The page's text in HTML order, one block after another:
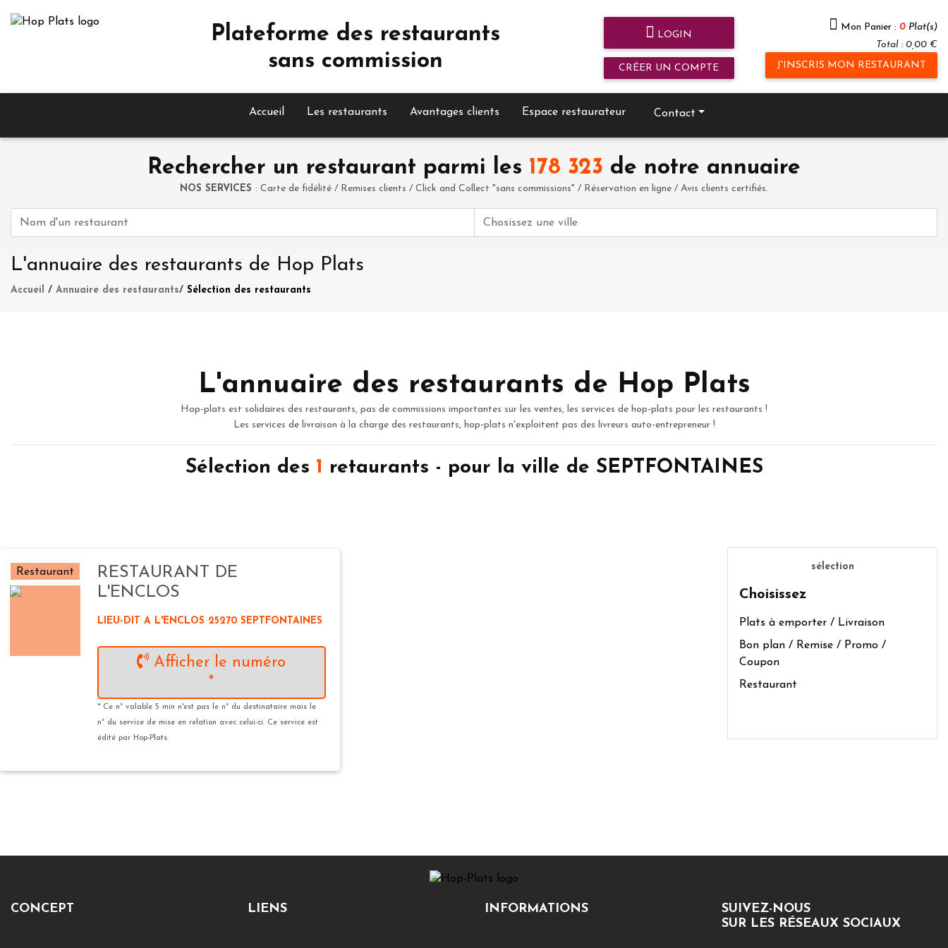
Plateforme des restaurants
sans commission
LOGIN
CRÉER UN COMPTE
Mon Panier : 0 Plat(s)
Total : 0,00 €
J'INSCRIS MON RESTAURANT
Accueil Les restaurants Avantages clients Espace restaurateur Contact
Rechercher un restaurant parmi les 178 323 de notre annuaire
NOS SERVICES : Carte de fidélité / Remises clients / Click and Collect "sans commissions" / Réservation en ligne / Avis clients certifiés.
L'annuaire des restaurants de Hop Plats
Accueil / Annuaire des restaurants/ Sélection des restaurants
L'annuaire des restaurants de Hop Plats
Hop-plats est solidaires des restaurants, pas de commissions importantes sur les ventes, les services de hop-plats pour les restaurants !
Les services de livraison à la charge des restaurants, hop-plats n'exploitent pas des livreurs auto-entrepreneur !
Sélection des 1 retaurants - pour la ville de SEPTFONTAINES
Restaurant
RESTAURANT DE
L'ENCLOS
LIEU-DIT A L'ENCLOS 25270 SEPTFONTAINES
Afficher le numéro
*
* Ce n° valable 5 min n'est pas le n° du destinataire mais le
n° du service de mise en relation avec celui-ci. Ce service est
édité par Hop-Plats.
sélection
Choisissez
Plats à emporter / Livraison
Bon plan / Remise / Promo /
Coupon
Restaurant
CONCEPT LIENS INFORMATIONS
SUIVEZ-NOUS
SUR LES RÉSEAUX SOCIAUX